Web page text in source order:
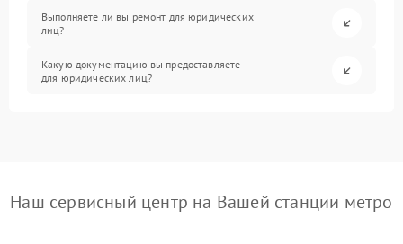
Выполняете ли вы ремонт для юридических
лиц?
Какую документацию вы предоставляете
для юридических лиц?
Наш сервисный центр на Вашей станции метро